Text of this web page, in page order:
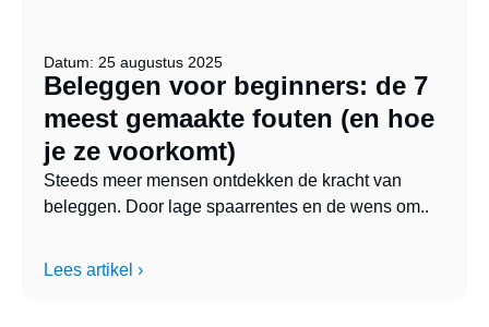
Datum: 25 augustus 2025
Beleggen voor beginners: de 7
meest gemaakte fouten (en hoe
je ze voorkomt)
Steeds meer mensen ontdekken de kracht van
beleggen. Door lage spaarrentes en de wens om..
Lees artikel ›